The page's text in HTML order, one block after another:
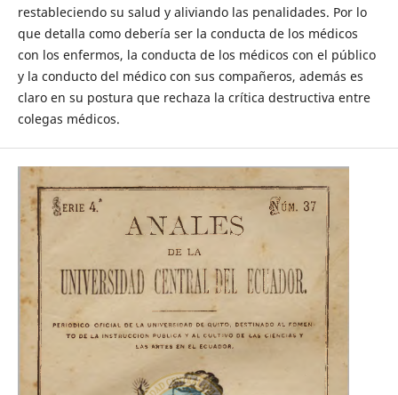
restableciendo su salud y aliviando las penalidades. Por lo
que detalla como debería ser la conducta de los médicos
con los enfermos, la conducta de los médicos con el público
y la conducto del médico con sus compañeros, además es
claro en su postura que rechaza la crítica destructiva entre
colegas médicos.